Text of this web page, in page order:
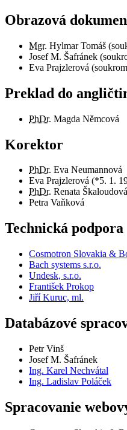
Obrazová
Mgr. Hylmar Tomáš
Josef M. Šafránek
Eva Prajzlerová
Preklad do
PhDr. Magda Němcová
Korektor
PhDr. Eva Neumannová
Eva Prajzlerová (*5. 1.
PhDr. Renata Škaloudová
Petra Vaňková
Technická podpora
Cosmotron Slovakia &
Bach systems s.r.o.
Undesk, s.r.o.
František Prokop
Jiří Kuruc, ml.
Databázové
Petr Vinš
Josef M. Šafránek
Ing. Karel Nechvátal
Ing. Ladislav Poláček
Spracovanie